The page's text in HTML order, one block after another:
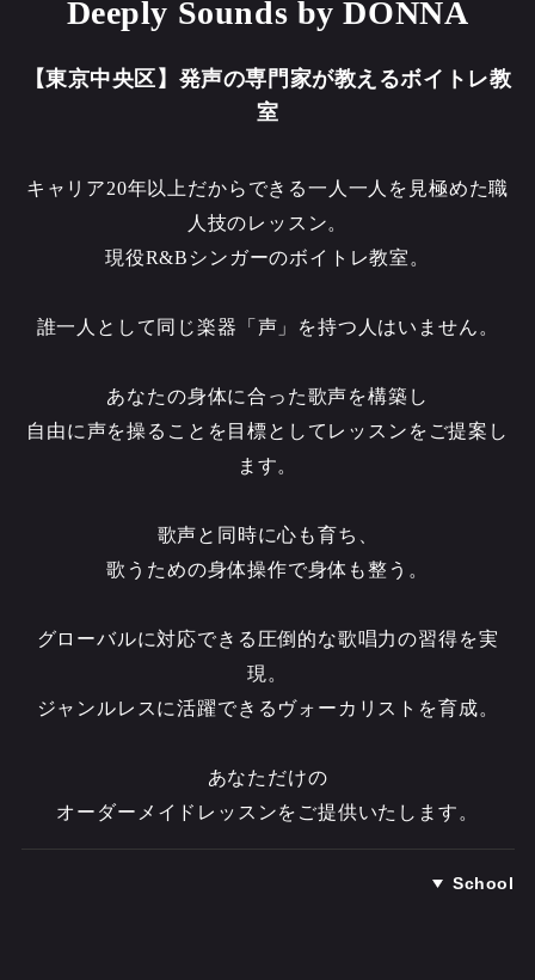
Deeply Sounds by DONNA
【東京中央区】発声の専門家が教えるボイトレ教
室
キャリア20年以上だからできる一人一人を見極めた職
人技のレッスン。
現役R&Bシンガーのボイトレ教室。
誰一人として同じ楽器「声」を持つ人はいません。
あなたの身体に合った歌声を構築し
自由に声を操ることを目標としてレッスンをご提案し
ます。
歌声と同時に心も育ち、
歌うための身体操作で身体も整う。
グローバルに対応できる圧倒的な歌唱力の習得を実
現。
ジャンルレスに活躍できるヴォーカリストを育成。
あなただけの
オーダーメイドレッスンをご提供いたします。
School